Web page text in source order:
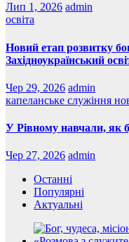
Лип 1, 2026 admin
освіта
Новий етап розвитку
Західноукраїнський
Чер 29, 2026 admin
капеланське служіння
У Рівному навчали, як
Чер 27, 2026 admin
Останні
Популярні
Актуальні